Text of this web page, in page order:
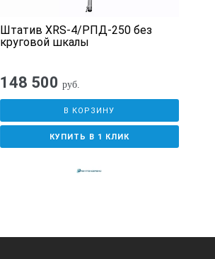
Штатив XRS-4/РПД-250 без
круговой шкалы
148 500 руб.
В КОРЗИНУ
КУПИТЬ В 1 КЛИК